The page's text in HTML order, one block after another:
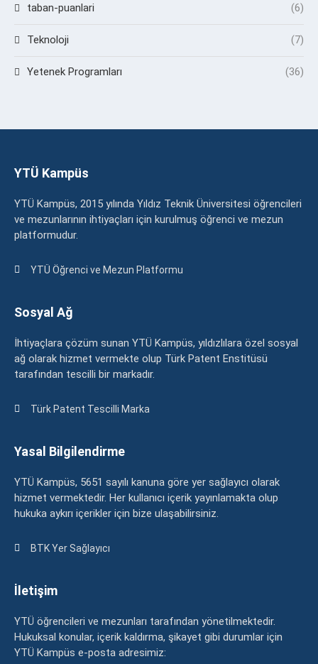
taban-puanlari (6)
Teknoloji (7)
Yetenek Programları (36)
YTÜ Kampüs
YTÜ Kampüs, 2015 yılında Yıldız Teknik Üniversitesi öğrencileri
ve mezunlarının ihtiyaçları için kurulmuş öğrenci ve mezun
platformudur.
YTÜ Öğrenci ve Mezun Platformu
Sosyal Ağ
İhtiyaçlara çözüm sunan YTÜ Kampüs, yıldızlılara özel sosyal
ağ olarak hizmet vermekte olup Türk Patent Enstitüsü
tarafından tescilli bir markadır.
Türk Patent Tescilli Marka
Yasal Bilgilendirme
YTÜ Kampüs, 5651 sayılı kanuna göre yer sağlayıcı olarak
hizmet vermektedir. Her kullanıcı içerik yayınlamakta olup
hukuka aykırı içerikler için bize ulaşabilirsiniz.
BTK Yer Sağlayıcı
İletişim
YTÜ öğrencileri ve mezunları tarafından yönetilmektedir.
Hukuksal konular, içerik kaldırma, şikayet gibi durumlar için
YTÜ Kampüs e-posta adresimiz: